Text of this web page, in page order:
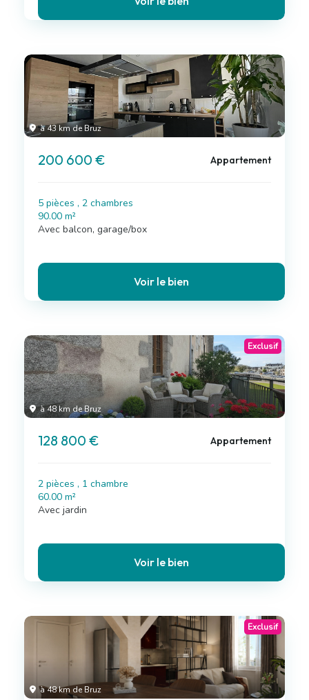
à 43 km de Bruz
200 600 € Appartement
5 pièces , 2 chambres
90.00 m²
Avec balcon, garage/box
Voir le bien
à 48 km de Bruz
Exclusif
128 800 € Appartement
2 pièces , 1 chambre
60.00 m²
Avec jardin
Voir le bien
à 48 km de Bruz
Exclusif